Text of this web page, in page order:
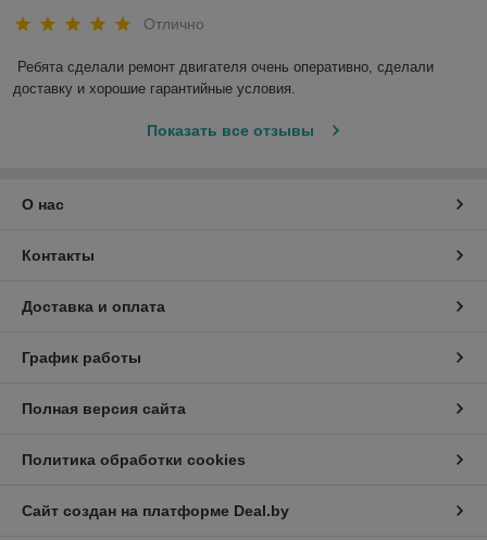
Отлично
Ребята сделали ремонт двигателя очень оперативно, сделали
доставку и хорошие гарантийные условия.
Показать все отзывы
О нас
Контакты
Доставка и оплата
График работы
Полная версия сайта
Политика обработки cookies
Сайт создан на платформе Deal.by